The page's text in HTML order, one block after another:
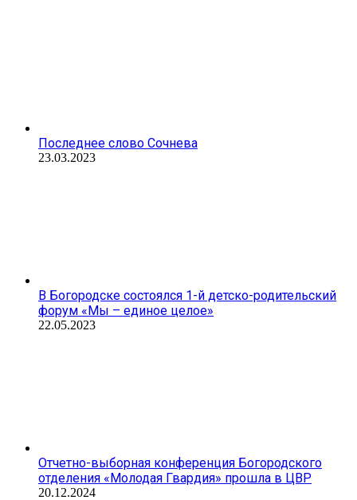
Последнее слово Сочнева
23.03.2023
В Богородске состоялся 1-й детско-родительский
форум «Мы – единое целое»
22.05.2023
Отчетно-выборная конференция Богородского
отделения «Молодая Гвардия» прошла в ЦВР
20.12.2024